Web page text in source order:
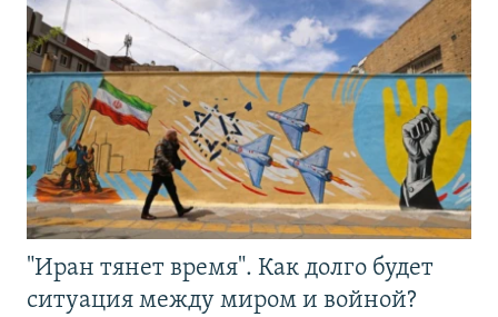
"Иран тянет время". Как долго будет
ситуация между миром и войной?